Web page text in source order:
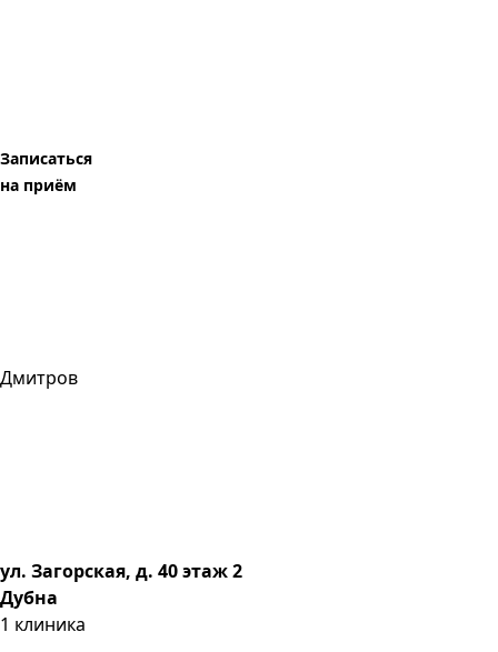
Записаться
на приём
Дмитров
ул. Загорская, д. 40 этаж 2
Дубна
1 клиника